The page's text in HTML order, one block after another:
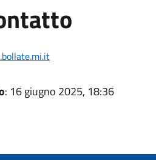
: 16 giugno 2025, 18:36